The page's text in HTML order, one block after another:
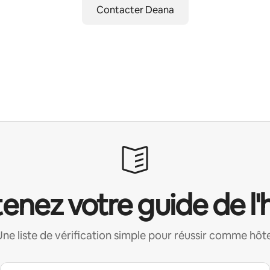
Contacter Deana
votre guide de
liste de vérification simple pour réussir comme